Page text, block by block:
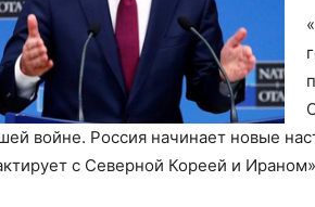
войне. Россия начинает новые
с Северной Кореей и